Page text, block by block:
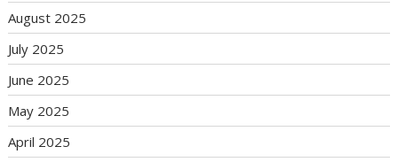
August 2025
July 2025
June 2025
May 2025
April 2025